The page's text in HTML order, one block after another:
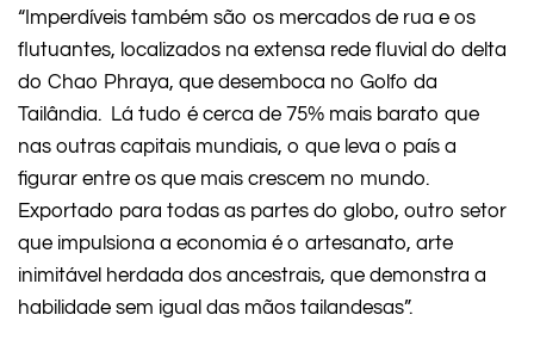
“Imperdíveis também são os mercados de rua e os
flutuantes, localizados na extensa rede fluvial do delta
do Chao Phraya, que desemboca no Golfo da
Tailândia. Lá tudo é cerca de 75% mais barato que
nas outras capitais mundiais, o que leva o país a
figurar entre os que mais crescem no mundo.
Exportado para todas as partes do globo, outro setor
que impulsiona a economia é o artesanato, arte
inimitável herdada dos ancestrais, que demonstra a
habilidade sem igual das mãos tailandesas”.